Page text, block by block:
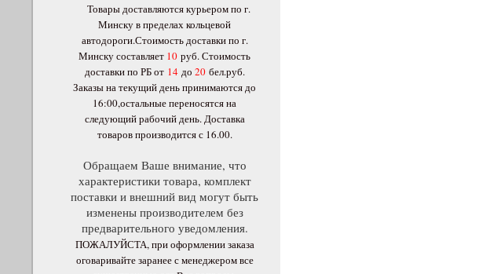
Товары доставляются курьером по г.
Минску в пределах кольцевой
автодороги.Стоимость доставки по г.
Минску составляет 10 руб. Стоимость
доставки по РБ от 14до 20 бел.руб.
Заказы на текущий день принимаются до
16:00,остальные переносятся на
следующий рабочий день. Доставка
товаров производится с 16.00.
Обращаем Ваше внимание, что
характеристики товара, комплект
поставки и внешний вид могут быть
изменены производителем без
предварительного уведомления.
ПОЖАЛУЙСТА, при оформлении заказа
оговаривайте заранее с менеджером все